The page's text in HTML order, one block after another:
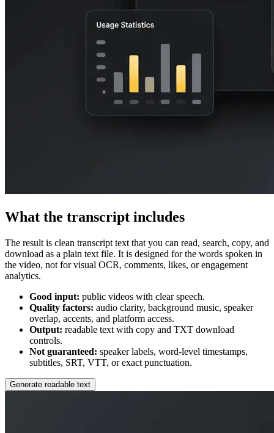
What the transcript includes
The result is clean transcript text that you can read, search, copy, and
download as a plain text file. It is designed for the words spoken in
the video, not for visual OCR, comments, likes, or engagement
analytics.
Good input: public videos with clear speech.
Quality factors: audio clarity, background music, speaker
overlap, accents, and platform access.
Output: readable text with copy and TXT download
controls.
Not guaranteed: speaker labels, word-level timestamps,
subtitles, SRT, VTT, or exact punctuation.
Generate readable text